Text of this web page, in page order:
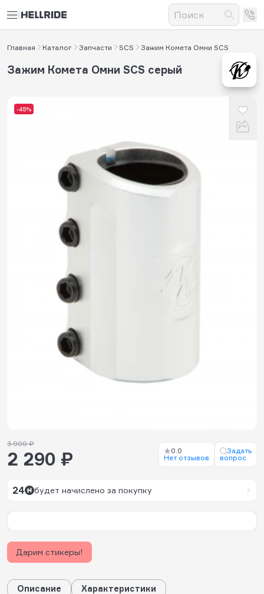
Главная Каталог Запчасти SCS Зажим Комета Омни SCS
-45%
Зажим Комета Омни SCS серый
3 990 ₽
2 290 ₽
0.0
Нет отзывов
Задать
вопрос
24 будет начислено за покупку
Дарим стикеры!
Описание
Характеристики